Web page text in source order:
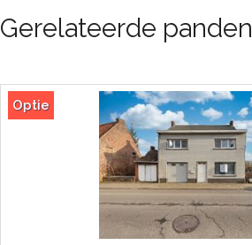
Gerelateerde panden
Optie